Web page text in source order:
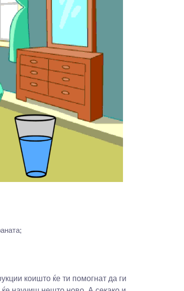
коишто ќе ти помогнат да ги